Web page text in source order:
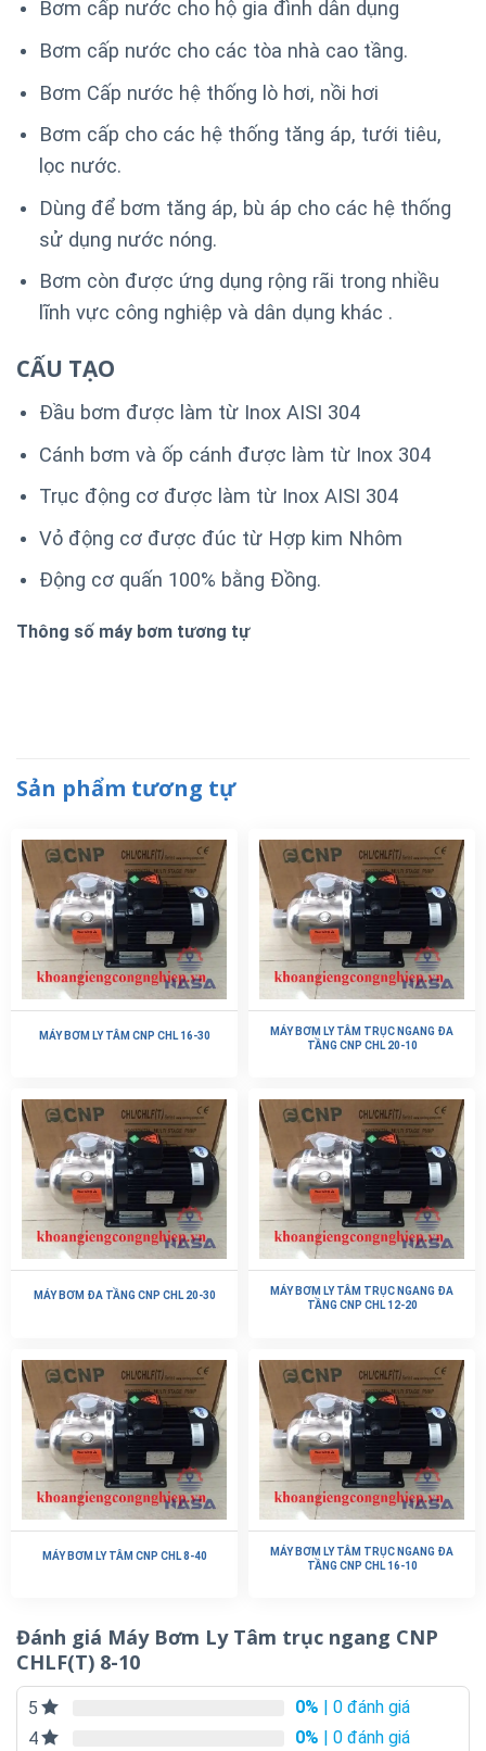
Bơm cấp nước cho hộ gia đình dân dụng
Bơm cấp nước cho các tòa nhà cao tầng.
Bơm Cấp nước hệ thống lò hơi, nồi hơi
Bơm cấp cho các hệ thống tăng áp, tưới tiêu,
lọc nước.
Dùng để bơm tăng áp, bù áp cho các hệ thống
sử dụng nước nóng.
Bơm còn được ứng dụng rộng rãi trong nhiều
lĩnh vực công nghiệp và dân dụng khác .
CẤU TẠO
Đầu bơm được làm từ Inox AISI 304
Cánh bơm và ốp cánh được làm từ Inox 304
Trục động cơ được làm từ Inox AISI 304
Vỏ động cơ được đúc từ Hợp kim Nhôm
Động cơ quấn 100% bằng Đồng.
Thông số máy bơm tương tự
Sản phẩm tương tự
MÁY BƠM LY TÂM CNP CHL 16-30
MÁY BƠM LY TÂM TRỤC NGANG ĐA
TẦNG CNP CHL 20-10
MÁY BƠM ĐA TẦNG CNP CHL 20-30
MÁY BƠM LY TÂM TRỤC NGANG ĐA
TẦNG CNP CHL 12-20
MÁY BƠM LY TÂM CNP CHL 8-40
MÁY BƠM LY TÂM TRỤC NGANG ĐA
TẦNG CNP CHL 16-10
Đánh giá Máy Bơm Ly Tâm trục ngang CNP
CHLF(T) 8-10
5 0% | 0 đánh giá
4
0% | 0 đánh giá